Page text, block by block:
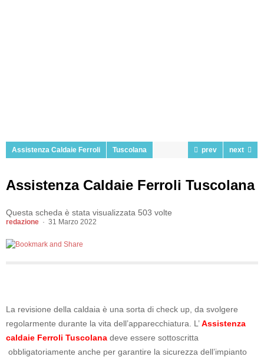
Assistenza Caldaie Ferroli Tuscolana prev next
Assistenza Caldaie Ferroli Tuscolana
Questa scheda è stata visualizzata 503 volte
redazione 31 Marzo 2022
La revisione della caldaia è una sorta di check up, da svolgere
regolarmente durante la vita dell’apparecchiatura. L’Assistenza
caldaie Ferroli Tuscolana deve essere sottoscritta
obbligatoriamente anche per garantire la sicurezza dell’impianto